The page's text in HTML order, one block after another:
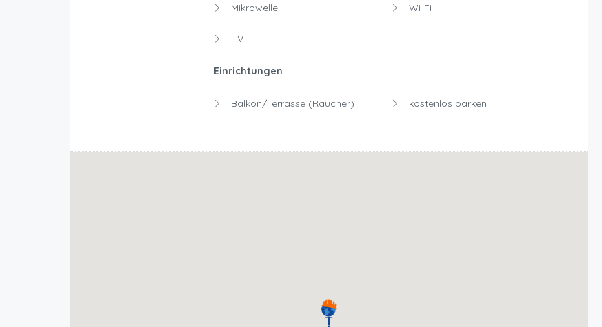
Mikrowelle
TV
Wi-Fi
Einrichtungen
Balkon/Terrasse (Raucher) kostenlos parken